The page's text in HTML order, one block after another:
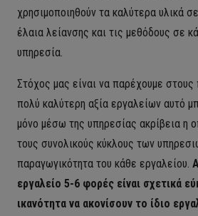
χρησιμοποιηθούν τα καλύτερα υλικά
έλαια λείανσης και τις μεθόδους σε
υπηρεσία.
Στόχος μας είναι να παρέχουμε
πολύ καλύτερη αξία εργαλείων αυτό
μόνο μέσω της υπηρεσίας ακρίβεια η
τους συνολικούς κύκλους των
παραγωγικότητα του κάθε εργαλείου.
εργαλείο 5-6 φορές είναι σχετικά
ικανότητα να ακονίσουν το ίδιο